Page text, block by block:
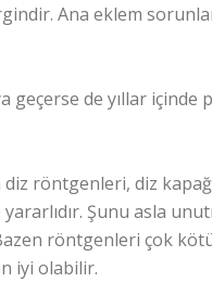
Ana eklem
geçerse de yıllar içinde
diz röntgenleri, diz
Şunu asla
röntgenleri çok
iyi olabilir.